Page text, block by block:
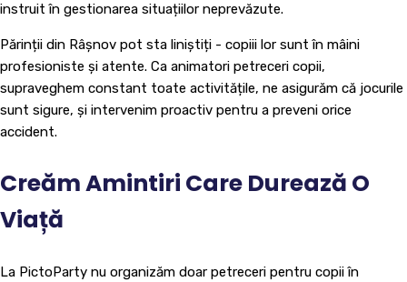
instruit în gestionarea situațiilor neprevăzute.
Părinții din Râșnov pot sta liniștiți - copiii lor sunt în mâini
profesioniste și atente. Ca animatori petreceri copii,
supraveghem constant toate activitățile, ne asigurăm că jocurile
sunt sigure, și intervenim proactiv pentru a preveni orice
accident.
Creăm Amintiri Care Durează O
Viață
La PictoParty nu organizăm doar petreceri pentru copii în